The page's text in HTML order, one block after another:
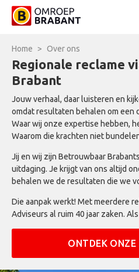
Home > Over ons
Regionale reclame
Brabant
Jouw verhaal, daar luisteren en
omdat resultaten behalen om een
Waar wij onze expertise hebben,
Waarom die krachten niet
Jij en wij zijn Betrouwbaar
uitdaging. Je krijgt van ons altijd
behalen we de resultaten die we
Die aanpak werkt! Met meerdere
Adviseurs al ruim 40 jaar zaken.
ONTDEK ONZE